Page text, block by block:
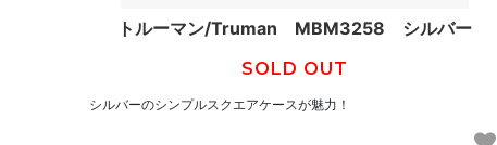
トルーマン/Truman MBM3258 シルバー
SOLD OUT
シルバーのシンプルスクエアケースが魅力！